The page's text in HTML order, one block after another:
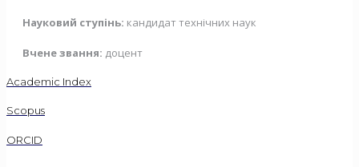
Науковий ступінь: кандидат технічних наук
Вчене звання: доцент
Academic Index
Scopus
ORCID